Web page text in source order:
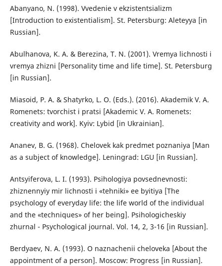
Abanyano, N. (1998). Vvedenie v ekzistentsializm
[Introduction to existentialism]. St. Petersburg: Aleteyya [in
Russian].
Abulhanova, K. A. & Berezina, T. N. (2001). Vremya lichnosti i
vremya zhizni [Personality time and life time]. St. Petersburg
[in Russian].
Miasoid, P. A. & Shatyrko, L. O. (Eds.). (2016). Akademik V. A.
Romenets: tvorchist i pratsi [Akademiс V. A. Romenets:
creativity and work]. Kyiv: Lybid [in Ukrainian].
Ananev, B. G. (1968). Chelovek kak predmet poznaniya [Man
as a subject of knowledge]. Leningrad: LGU [in Russian].
Antsyiferova, L. I. (1993). Psihologiya povsednevnosti:
zhiznennyiy mir lichnosti i «tehniki» ee byitiya [The
psychology of everyday life: the life world of the individual
and the «techniques» of her being]. Psihologicheskiy
zhurnal - Psychological journal. Vol. 14, 2, 3-16 [in Russian].
Berdyaev, N. A. (1993). O naznachenii cheloveka [About the
appointment of a person]. Moscow: Progress [in Russian].